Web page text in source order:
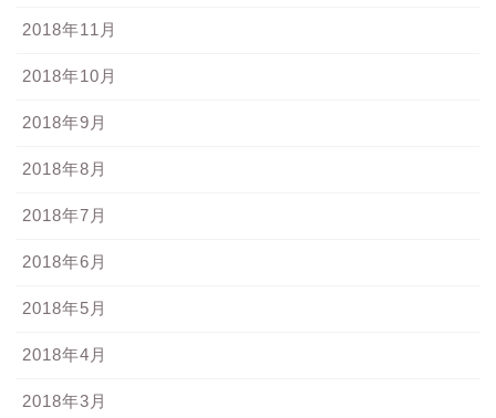
2018年11月
2018年10月
2018年9月
2018年8月
2018年7月
2018年6月
2018年5月
2018年4月
2018年3月